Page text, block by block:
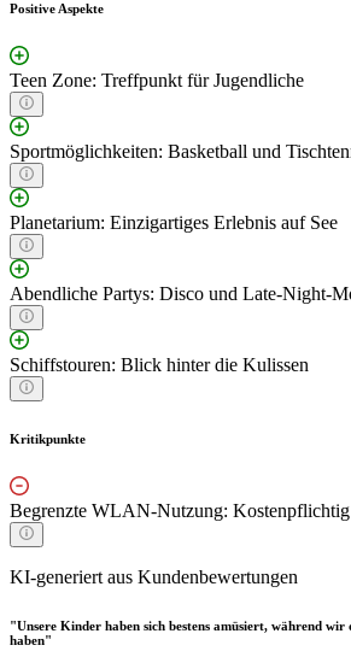
Positive Aspekte
Teen Zone: Treffpunkt für Jugendliche
Sportmöglichkeiten: Basketball und
Planetarium: Einzigartiges Erlebnis auf See
Abendliche Partys: Disco und Late-Night-
Schiffstouren: Blick hinter die Kulissen
Kritikpunkte
Begrenzte WLAN-Nutzung: Kostenpflichtig
KI-generiert aus Kundenbewertungen
"Unsere Kinder haben sich bestens amüsiert, während wir
haben"